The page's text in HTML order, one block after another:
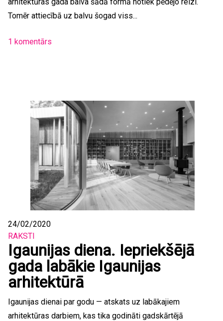
Tomēr attiecībā uz balvu šogad viss...
1 komentārs
24/02/2020
RAKSTI
Igaunijas diena. Iepriekšējā
gada labākie Igaunijas
arhitektūrā
Igaunijas dienai par godu — atskats uz labākajiem
arhitektūras darbiem, kas tika godināti gadskārtējā